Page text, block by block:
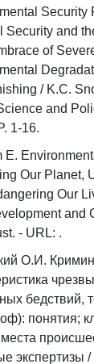
Security
Security and
of
/ K.C.
and
1-16.
E.
Our Planet,
Our
and
- URL: .
О.И.
бедствий,
понятия;
экспертизы